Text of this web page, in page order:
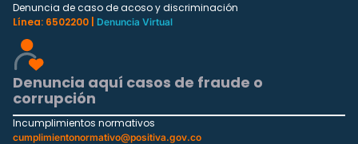
Denuncia de caso de acoso y discriminación
Línea: 6502200 |
Denuncia Virtual
Denuncia aquí casos de fraude o
corrupción
Incumplimientos normativos
cumplimientonormativo@positiva.gov.co